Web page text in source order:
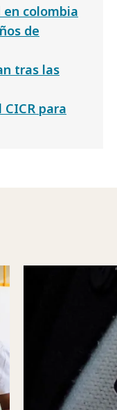
colombia
de
tras las
para